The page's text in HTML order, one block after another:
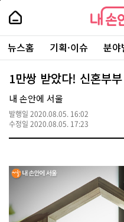
본
로
가
내
손
안
에
서
울
-
서
울
시
대
표
소
털
내
손
에
울
주
요
서
뉴스홈 기획·이슈 분야
1만쌍 받았다! 신혼부
내 손안에 서울
발행일 2020.08.05. 16:02
수정일 2020.08.05. 17:23
페
상
단
로